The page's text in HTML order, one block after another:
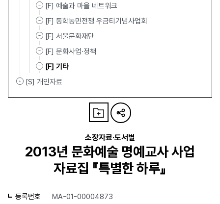
[F] 예술과 마을 네트워크
[F] 동학농민전쟁 우금티기념사업회
[F] 서울문화재단
[F] 문화사업·정책
[F] 기타
[S] 개인자료
소장자료·도서별
2013년 문화예술 명예교사 사업
자료집 『특별한 하루』
등록번호 MA-01-00004873